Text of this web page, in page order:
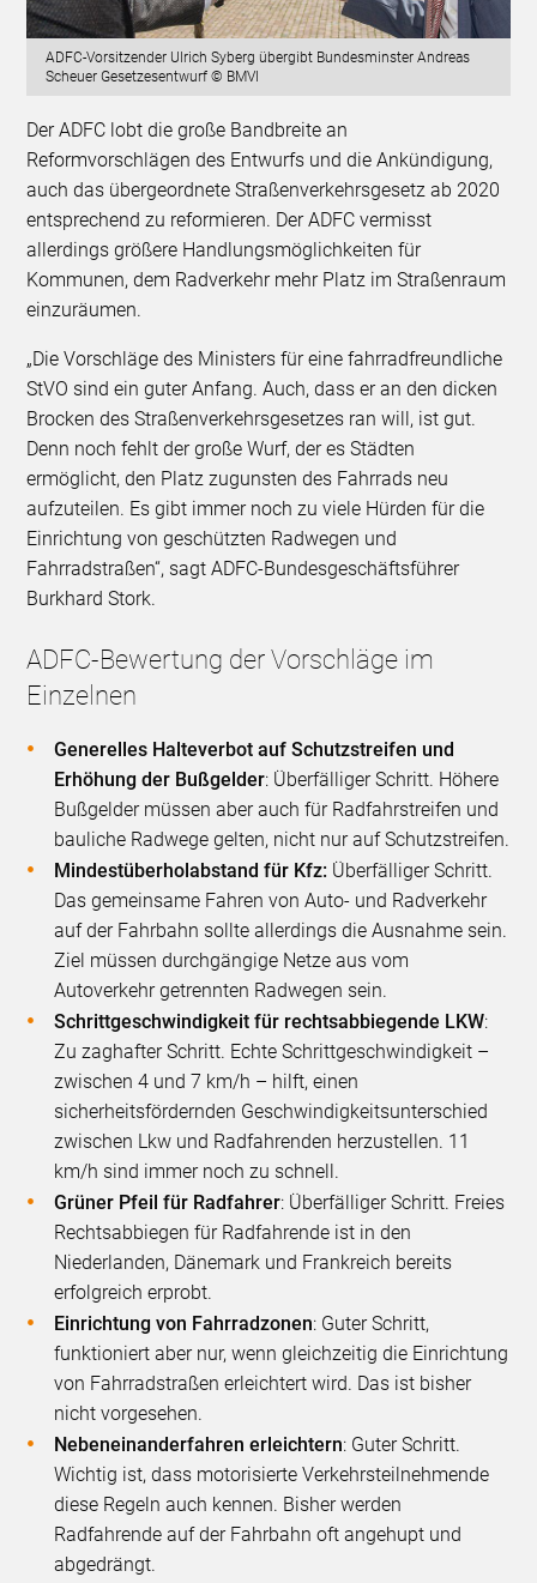
ADFC-Vorsitzender Ulrich Syberg übergibt Bundesminster Andreas
Scheuer Gesetzesentwurf © BMVI
Der ADFC lobt die große Bandbreite an
Reformvorschlägen des Entwurfs und die Ankündigung,
auch das übergeordnete Straßenverkehrsgesetz ab 2020
entsprechend zu reformieren. Der ADFC vermisst
allerdings größere Handlungsmöglichkeiten für
Kommunen, dem Radverkehr mehr Platz im Straßenraum
einzuräumen.
„Die Vorschläge des Ministers für eine fahrradfreundliche
StVO sind ein guter Anfang. Auch, dass er an den dicken
Brocken des Straßenverkehrsgesetzes ran will, ist gut.
Denn noch fehlt der große Wurf, der es Städten
ermöglicht, den Platz zugunsten des Fahrrads neu
aufzuteilen. Es gibt immer noch zu viele Hürden für die
Einrichtung von geschützten Radwegen und
Fahrradstraßen“, sagt ADFC-Bundesgeschäftsführer
Burkhard Stork.
ADFC-Bewertung der Vorschläge im
Einzelnen
Generelles Halteverbot auf Schutzstreifen und
Erhöhung der Bußgelder: Überfälliger Schritt. Höhere
Bußgelder müssen aber auch für Radfahrstreifen und
bauliche Radwege gelten, nicht nur auf Schutzstreifen.
Mindestüberholabstand für Kfz: Überfälliger Schritt.
Das gemeinsame Fahren von Auto- und Radverkehr
auf der Fahrbahn sollte allerdings die Ausnahme sein.
Ziel müssen durchgängige Netze aus vom
Autoverkehr getrennten Radwegen sein.
Schrittgeschwindigkeit für rechtsabbiegende LKW:
Zu zaghafter Schritt. Echte Schrittgeschwindigkeit –
zwischen 4 und 7 km/h – hilft, einen
sicherheitsfördernden Geschwindigkeitsunterschied
zwischen Lkw und Radfahrenden herzustellen. 11
km/h sind immer noch zu schnell.
Grüner Pfeil für Radfahrer: Überfälliger Schritt. Freies
Rechtsabbiegen für Radfahrende ist in den
Niederlanden, Dänemark und Frankreich bereits
erfolgreich erprobt.
Einrichtung von Fahrradzonen: Guter Schritt,
funktioniert aber nur, wenn gleichzeitig die Einrichtung
von Fahrradstraßen erleichtert wird. Das ist bisher
nicht vorgesehen.
Nebeneinanderfahren erleichtern: Guter Schritt.
Wichtig ist, dass motorisierte Verkehrsteilnehmende
diese Regeln auch kennen. Bisher werden
Radfahrende auf der Fahrbahn oft angehupt und
abgedrängt.